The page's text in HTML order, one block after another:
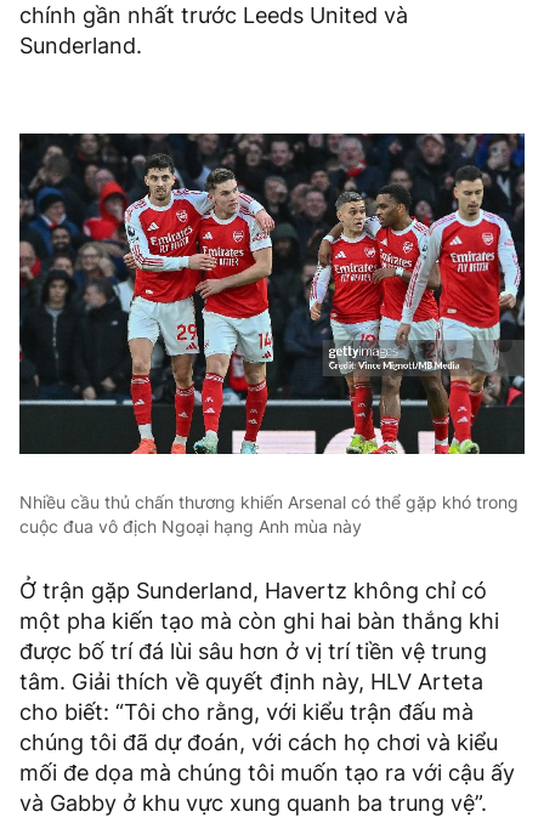
chính gần nhất trước Leeds United và
Sunderland.
Nhiều cầu thủ chấn thương khiến Arsenal có thể gặp khó trong
cuộc đua vô địch Ngoại hạng Anh mùa này
Ở trận gặp Sunderland, Havertz không chỉ có
một pha kiến tạo mà còn ghi hai bàn thắng khi
được bố trí đá lùi sâu hơn ở vị trí tiền vệ trung
tâm. Giải thích về quyết định này, HLV Arteta
cho biết: “Tôi cho rằng, với kiểu trận đấu mà
chúng tôi đã dự đoán, với cách họ chơi và kiểu
mối đe dọa mà chúng tôi muốn tạo ra với cậu ấy
và Gabby ở khu vực xung quanh ba trung vệ”.